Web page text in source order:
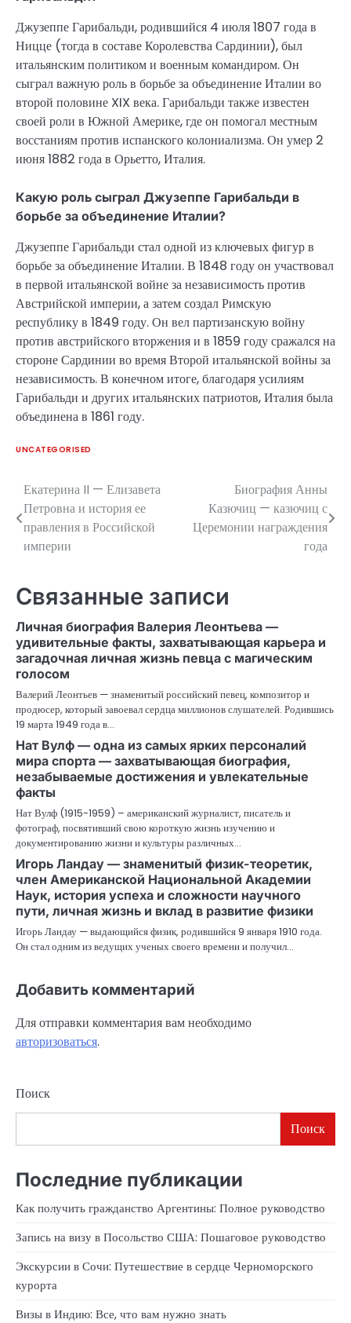
Джузеппе Гарибальди, родившийся 4 июля 1807 года в
Ницце (тогда в составе Королевства Сардинии), был
итальянским политиком и военным командиром. Он
сыграл важную роль в борьбе за объединение Италии во
второй половине XIX века. Гарибальди также известен
своей роли в Южной Америке, где он помогал местным
восстаниям против испанского колониализма. Он умер 2
июня 1882 года в Орьетто, Италия.
Какую роль сыграл Джузеппе Гарибальди в
борьбе за объединение Италии?
Джузеппе Гарибальди стал одной из ключевых фигур в
борьбе за объединение Италии. В 1848 году он участвовал
в первой итальянской войне за независимость против
Австрийской империи, а затем создал Римскую
республику в 1849 году. Он вел партизанскую войну
против австрийского вторжения и в 1859 году сражался на
стороне Сардинии во время Второй итальянской войны за
независимость. В конечном итоге, благодаря усилиям
Гарибальди и других итальянских патриотов, Италия была
объединена в 1861 году.
UNCATEGORISED
Навигация
по
записям
Екатерина II — Елизавета
Петровна и история ее
правления в Российской
империи
Биография Анны
Казючиц — казючиц с
Церемонии награждения
года
Связанные записи
Личная биография Валерия Леонтьева —
удивительные факты, захватывающая карьера и
загадочная личная жизнь певца с магическим
голосом
Валерий Леонтьев — знаменитый российский певец, композитор и
продюсер, который завоевал сердца миллионов слушателей. Родившись
19 марта 1949 года в…
Нат Вулф — одна из самых ярких персоналий
мира спорта — захватывающая биография,
незабываемые достижения и увлекательные
факты
Нат Вулф (1915-1959) – американский журналист, писатель и
фотограф, посвятивший свою короткую жизнь изучению и
документированию жизни и культуры различных…
Игорь Ландау — знаменитый физик-теоретик,
член Американской Национальной Академии
Наук, история успеха и сложности научного
пути, личная жизнь и вклад в развитие физики
Игорь Ландау — выдающийся физик, родившийся 9 января 1910 года.
Он стал одним из ведущих ученых своего времени и получил…
Добавить комментарий
Для отправки комментария вам необходимо
авторизоваться.
Поиск
Поиск
Последние публикации
Как получить гражданство Аргентины: Полное руководство
Запись на визу в Посольство США: Пошаговое руководство
Экскурсии в Сочи: Путешествие в сердце Черноморского
курорта
Визы в Индию: Все, что вам нужно знать